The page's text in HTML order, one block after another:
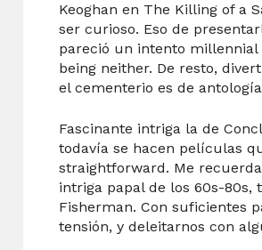
Keoghan en The Killing of a
ser curioso. Eso de
pareció un intento
being neither. De resto,
el cementerio es de
Fascinante intriga la de
todavía se hacen películas
straightforward. Me
intriga papal de los 60s-80s,
Fisherman. Con suficientes
tensión, y deleitarnos con